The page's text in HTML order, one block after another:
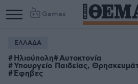
Games
ΕΛΛΑΔΑ
Ηλιούπολη Αυτοκτονία
Υπουργείο Παιδείας,
Έφηβες